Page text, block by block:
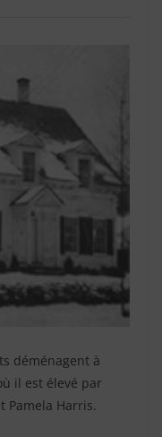
déménagent à
il est élevé par
Pamela Harris.